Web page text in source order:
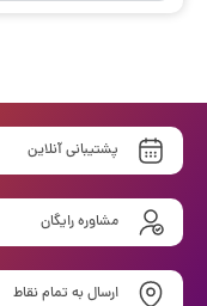
پشتیبانی آنلاین
مشاوره رایگان
ارسال به تمام نقاط